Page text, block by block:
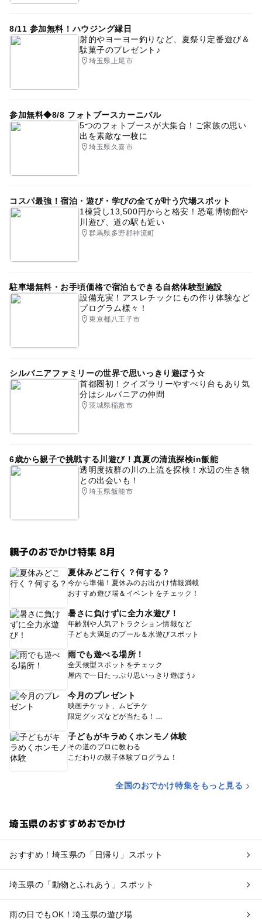
8/11 参加無料！ハウジング縁日
射的やヨーヨー釣りなど、夏祭り定番遊び＆
駄菓子のプレゼント♪
埼玉県上尾市
参加無料◆8/8 フォトブースカーニバル
5つのフォトブースが大集合！ご家族の思い
出を素敵な一枚に
埼玉県久喜市
コスパ最強！宿泊・遊び・学びの全てが叶う穴場スポット
1棟貸し13,500円からと格安！恐竜博物館や
川遊び、道の駅も近い
群馬県多野郡神流町
駐車場無料・お手頃価格で宿泊もできる自然体験型施設
設備充実！アスレチックにもの作り体験など
プログラム様々！
東京都八王子市
シルバニアファミリーの世界で思いっきり遊ぼう☆
首都圏初！クイズラリーやすべり台もあり気
分はシルバニアの仲間
茨城県稲敷市
6歳から親子で挑戦する川遊び！真夏の清流探検in飯能
透明度抜群の川の上流を探検！水辺の生き物
との出会いも！
埼玉県飯能市
親子のおでかけ特集 8月
夏休みどこ行く？何する？
今から準備！夏休みのお出かけ情報満載
おすすめ遊び場＆イベントをチェック！
暑さに負けずに全力水遊び！
年齢別や人気アトラクション情報など
子ども大満足のプール＆水遊びスポット
雨でも遊べる場所！
全天候型スポットをチェック
屋内で一日たっぷり思いっきり遊ぼう♪
今月のプレゼント
映画チケット、ムビチケ
限定グッズなどが当たる！
子どもがキラめくホンモノ体験
その道のプロに教わる
こだわりの親子体験プログラム！
全国のおでかけ特集をもっと見る
埼玉県のおすすめおでかけ
おすすめ！埼玉県の「日帰り」スポット
埼玉県の「動物とふれあう」スポット
雨の日でもOK！埼玉県の遊び場